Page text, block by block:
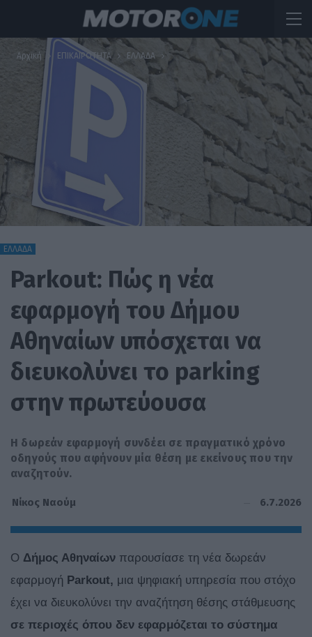
Αρχική ΕΠΙΚΑΙΡΟΤΗΤΑ ΕΛΛΑΔΑ
ΕΛΛΑΔΑ
Parkout: Πώς η νέα
εφαρμογή του Δήμου
Αθηναίων υπόσχεται να
διευκολύνει το parking
στην πρωτεύουσα
Η δωρεάν εφαρμογή συνδέει σε πραγματικό χρόνο
οδηγούς που αφήνουν μία θέση με εκείνους που την
αναζητούν.
Νίκος Ναούμ 6.7.2026
Ο Δήμος Αθηναίων παρουσίασε τη νέα δωρεάν
εφαρμογή Parkout, μια ψηφιακή υπηρεσία που στόχο
έχει να διευκολύνει την αναζήτηση θέσης στάθμευσης
σε περιοχές όπου δεν εφαρμόζεται το σύστημα